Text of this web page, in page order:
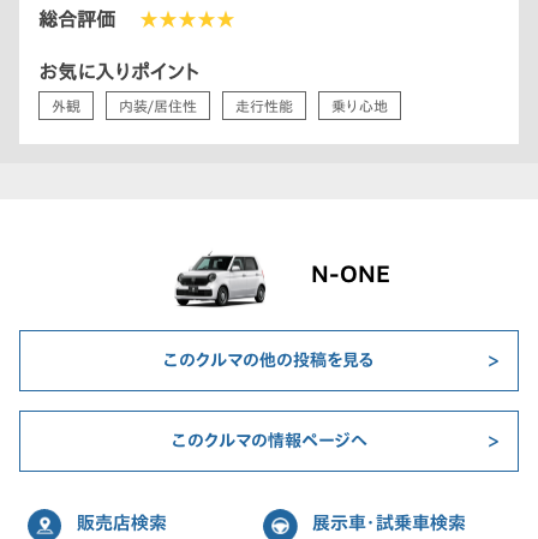
総合評価 ★★★★★
お気に入りポイント
外観 内装/居住性 走行性能 乗り心地
N-ONE
このクルマの他の投稿を見る
このクルマの情報ページへ
販売店検索 展示車・試乗車検索